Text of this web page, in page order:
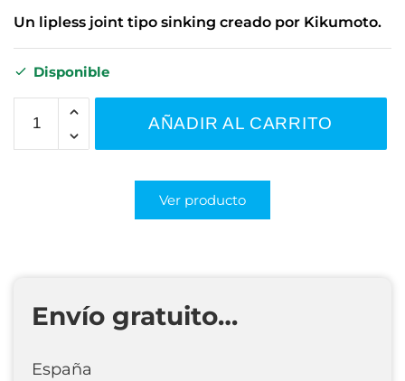
Un lipless joint tipo sinking creado por Kikumoto.
Disponible
AÑADIR AL CARRITO
Ver producto
Envío gratuito…
España